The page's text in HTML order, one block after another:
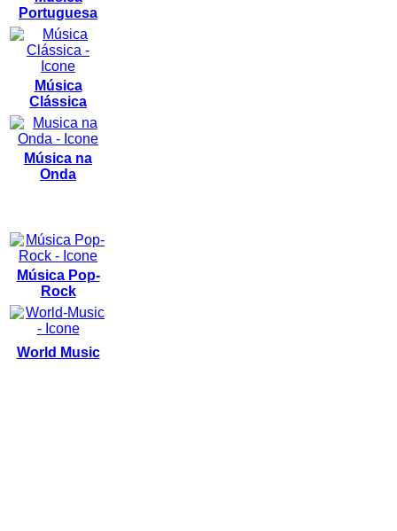
Portuguesa
Música
Clássica
Música na
Onda
Música Pop-
Rock
World Music